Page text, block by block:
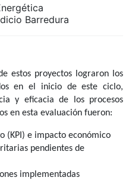
Barredura
estos proyectos lograron los
en el inicio de este ciclo,
y eficacia de los procesos
en esta evaluación fueron:
(KPI) e impacto económico
pendientes de
implementadas